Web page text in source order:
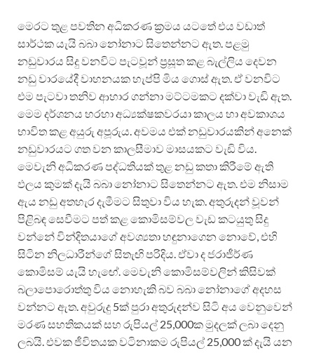
මෙරට තුළ පවතින අධිකරණ ක්‍රමය යටතේ එය වඩාත්
සාර්ථක යැයි බබා නෝනාට සිතෙන්නට ඇත. පළමු
නඩුවාරය සිදු වනවිට පැටවූන් ප්‍රසූත කළ බැල්ලිය දෙවන
නඩු වාරයේදී වාහනයක හැප්පි මිය ගොස් ඇත. ඒ වනවිට
එම පැටවා තනිව ආහාර ගන්නා මට්ටමකට දක්වා වැඩි ඇත.
මෙම දර්ශනය හරහා අධ්‍යක්ෂකවරයා කාලය හා අවකාශය
භාවිත කළ අයුරු අපූරුය. අවමය එක් නඩුවාරයකින් අනෙක්
නඩුවාරයට ගත වන කාලසීමාව මාසයකට වැඩි විය.
මෙවැනි අධිකරණ පද්ධතියක් තුළ නඩු කතා කිරීමේ ඇති
ඵලය කුමක් දැයි බබා නෝනාට සිතෙන්නට ඇත. එම නිසාම
ඇය නඩු අතහැර දැමීමට සිතුවා විය හැක. අතුරුදන් වූවන්
පිළිබඳ සෙවීමට පත් කළ කොමිසම්වල වැඩ කටයුතු සිදු
වන්නේ වින්දිතයාගේ අවශ්‍යතා හඳුනාගෙන නොවේ, එහි
සිටින නිලධාරීන්ගේ සිතැඟි පරිදිය. ඒවා ද ජරාජීර්ණ
කොමිසම් යැයි හැඟේ. මෙවැනි කොමිසම්වලින් කිසිවක්
බලාපොරොත්තු විය නොහැකි බව බබා නෝනාගේ අදහස
වන්නට ඇත. අවුරුදු 5ක් පුරා අතුරුදන්ව සිටි අය වෙනුවෙන්
මරණ සහතිකයක් සහ රුපියල් 25,000ක මුදලක් ලබා දෙනු
ලබයි. එවක ජීවිතයක වටිනාකම රුපියල් 25,000 ක් දැයි යන